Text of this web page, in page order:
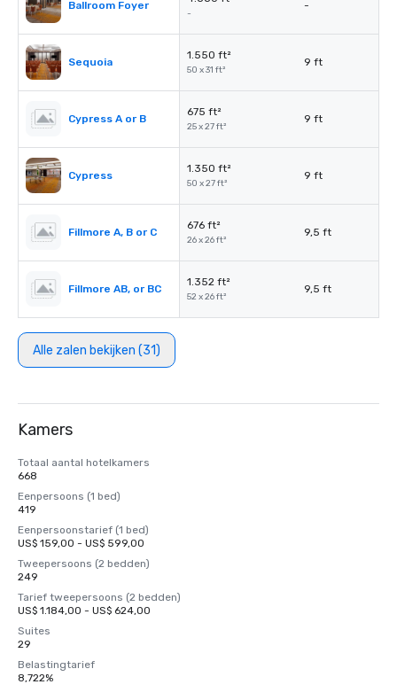
Ballroom Foyer
-
-
Sequoia
1.550 ft²
50 x 31 ft²
9 ft
Cypress A or B
675 ft²
25 x 27 ft²
9 ft
Cypress
1.350 ft²
50 x 27 ft²
9 ft
Fillmore A, B or C
676 ft²
26 x 26 ft²
9,5 ft
Fillmore AB, or BC
1.352 ft²
52 x 26 ft²
9,5 ft
Alle zalen bekijken (31)
Kamers
Totaal aantal hotelkamers
668
Eenpersoons (1 bed)
419
Eenpersoonstarief (1 bed)
US$ 159,00 - US$ 599,00
Tweepersoons (2 bedden)
249
Tarief tweepersoons (2 bedden)
US$ 1.184,00 - US$ 624,00
Suites
29
Belastingtarief
8,722%